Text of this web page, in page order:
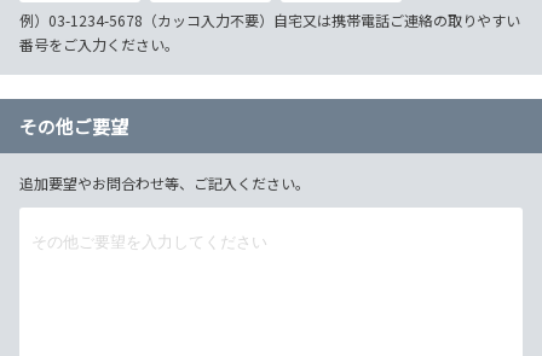
例）03-1234-5678（カッコ入力不要）自宅又は携帯電話ご連絡の取りやすい
番号をご入力ください。
その他ご要望
追加要望やお問合わせ等、ご記入ください。